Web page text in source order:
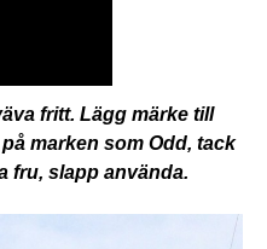
fritt. Lägg märke till
marken som Odd, tack
fru, slapp använda.